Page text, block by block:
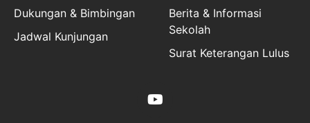
Dukungan & Bimbingan
Jadwal Kunjungan
Berita & Informasi
Sekolah
Surat Keterangan Lulus